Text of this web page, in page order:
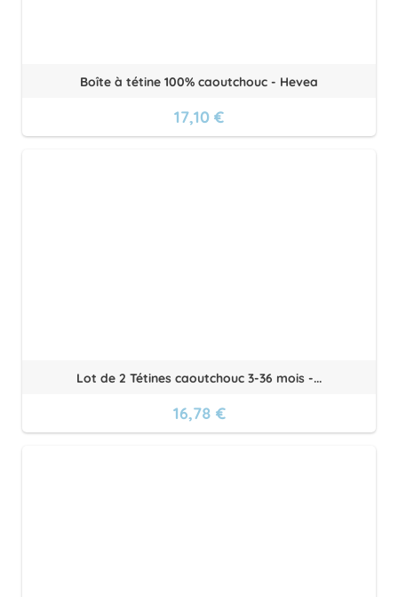
Boîte à tétine 100% caoutchouc - Hevea
17,10 €
Lot de 2 Tétines caoutchouc 3-36 mois -...
16,78 €